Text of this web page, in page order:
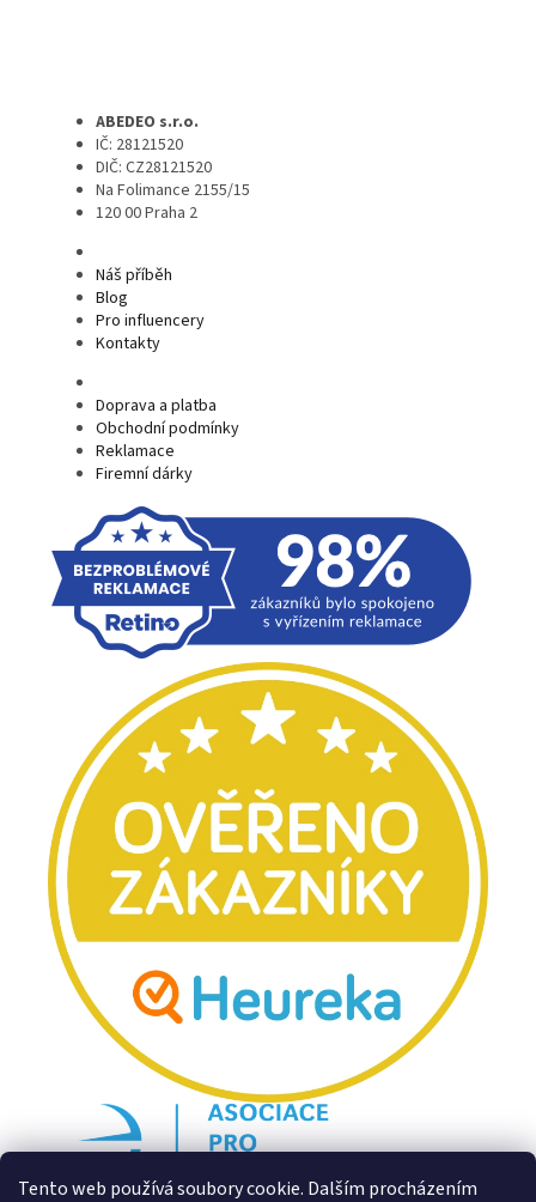
Tento web používá soubory cookie. Dalším procházením
ABEDEO s.r.o.
IČ: 28121520
DIČ: CZ28121520
Na Folimance 2155/15
120 00 Praha 2
Náš příběh
Blog
Pro influencery
Kontakty
Doprava a platba
Obchodní podmínky
Reklamace
Firemní dárky